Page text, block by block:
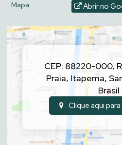
Mapa:
Abrir no
CEP: 88220-000,
Praia, Itapema,
Brasil
Clique aqui